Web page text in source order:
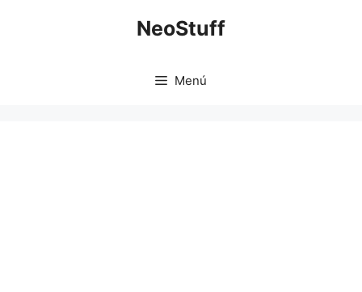
NeoStuff
Menú